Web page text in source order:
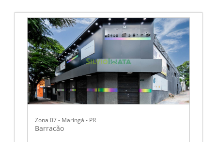
Zona 07 - Maringá - PR
Barracão